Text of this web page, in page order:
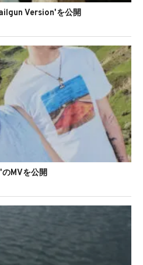
Version'を公開
MVを公開